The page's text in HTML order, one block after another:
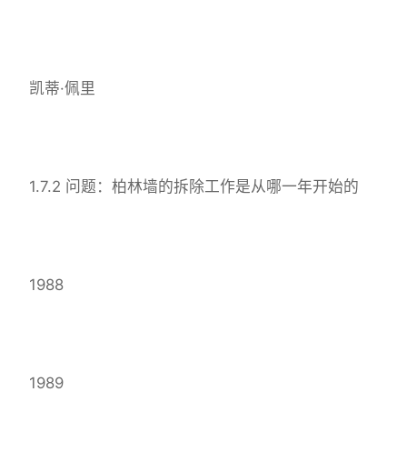
凯蒂·佩里
1.7.2 问题：柏林墙的拆除工作是从哪一年开始的
1988
1989